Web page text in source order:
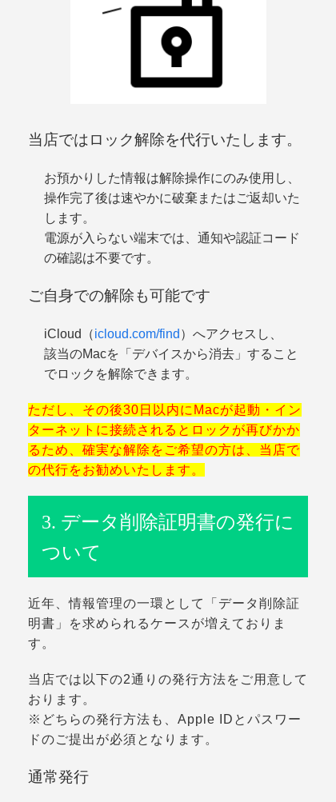
当店ではロック解除を代行いたします。
お預かりした情報は解除操作にのみ使用 し、
操作完了後は速やかに破棄またはご返却いた
します。
電源が入らない端末では、通知や認証コード
の確認は不要です。
ご自身での解除も可能です
iCloud（icloud.com/find ）へアクセスし、
該当のMacを「デバイスから消去」すること
でロックを解除できます。
ただし、その後30日以内にMacが起動・イン
ターネットに接続されるとロックが再びかか
るため、確実な解除をご希望の方は、当店で
の代行をお勧めいたします。
3. データ削除証明書の発行に
ついて
近年、情報管理の一環として「データ削除証
明書」
を求められるケースが増えておりま
す。
当店では以下の2通りの発行方法をご用意して
おります。
※どちらの発行方法も、Apple IDとパスワー
ドのご提出が必須となります。
通常発行